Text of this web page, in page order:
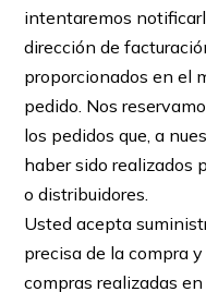
intentaremos
dirección de
proporcionados en el
pedido. Nos
los pedidos que, a
haber sido realizados
o distribuidores.
Usted acepta
precisa de la compra
compras realizadas